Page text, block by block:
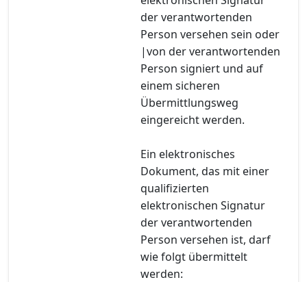
der verantwortenden
Person versehen sein oder
|von der verantwortenden
Person signiert und auf
einem sicheren
Übermittlungsweg
eingereicht werden.
Ein elektronisches
Dokument, das mit einer
qualifizierten
elektronischen Signatur
der verantwortenden
Person versehen ist, darf
wie folgt übermittelt
werden: